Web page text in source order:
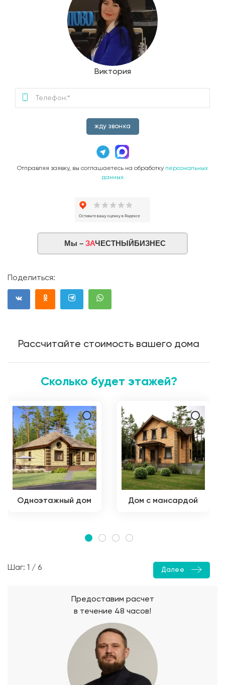
Виктория
жду звонка
Отправляя заявку, вы соглашаетесь на обработку персональных
данных
Мы – ЗАЧЕСТНЫЙБИЗНЕС
Поделиться:
Рассчитайте стоимость вашего дома
Сколько будет этажей?
Одноэтажный дом Дом с мансардой
Шаг: 1 / 6 Далее
Предоставим расчет
в течение 48 часов!